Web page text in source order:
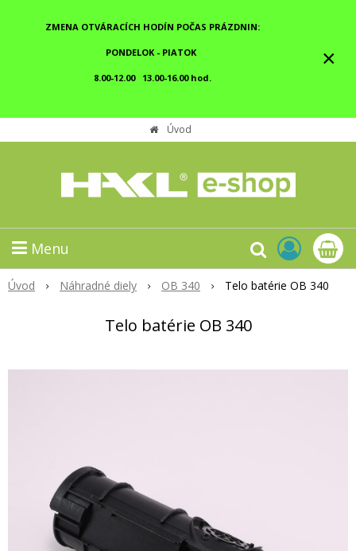
ZMENA OTVÁRACÍCH HODÍN POČAS PRÁZDNIN:
PONDELOK - PIATOK
8.00-12.00 13.00-16.00 hod.
×
Úvod
Menu
Úvod Náhradné diely OB 340 Telo batérie OB 340
Telo batérie OB 340